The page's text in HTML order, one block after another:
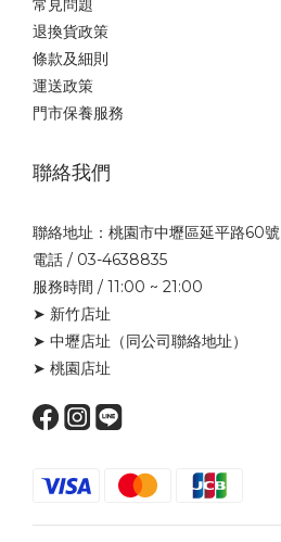
常見問題
退換貨政策
條款及細則
運送政策
門市保養服務
聯絡我們
聯絡地址：桃園市中壢區延平路60號
電話 / 03-4638835
服務時間 / 11:00 ~ 21:00
➤ 新竹店址
➤ 中壢店址 （同公司聯絡地址）
➤ 桃園店址